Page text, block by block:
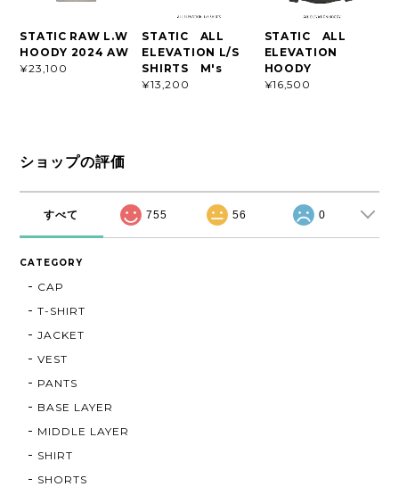
STATIC RAW L.W
HOODY 2024 AW
¥23,100
STATIC ALL
ELEVATION L/S
SHIRTS M's
¥13,200
STATIC ALL
ELEVATION
HOODY
¥16,500
ショップの評価
すべて 755 56 0
CATEGORY
CAP
T-SHIRT
JACKET
VEST
PANTS
BASE LAYER
MIDDLE LAYER
SHIRT
SHORTS